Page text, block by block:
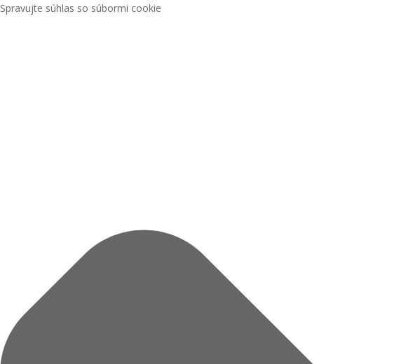
Spravujte súhlas so súbormi cookie